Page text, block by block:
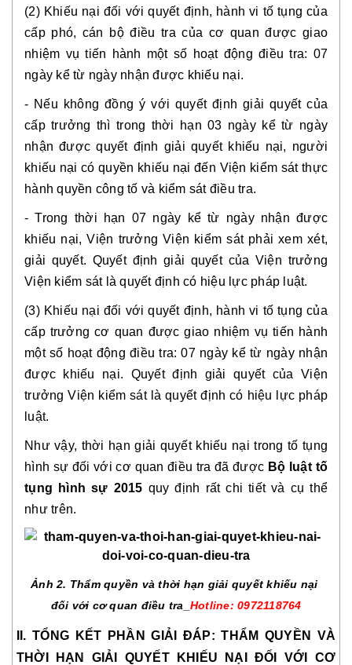
(2) Khiếu nại đối với quyết định, hành vi tố tụng của
cấp phó, cán bộ điều tra của cơ quan được giao
nhiệm vụ tiến hành một số hoạt động điều tra: 07
ngày kể từ ngày nhận được khiếu nại.
- Nếu không đồng ý với quyết định giải quyết của
cấp trưởng thì trong thời hạn 03 ngày kể từ ngày
nhận được quyết định giải quyết khiếu nại, người
khiếu nại có quyền khiếu nại đến Viện kiểm sát thực
hành quyền công tố và kiểm sát điều tra.
- Trong thời hạn 07 ngày kể từ ngày nhận được
khiếu nại, Viện trưởng Viện kiểm sát phải xem xét,
giải quyết. Quyết định giải quyết của Viện trưởng
Viện kiểm sát là quyết định có hiệu lực pháp luật.
(3) Khiếu nại đối với quyết định, hành vi tố tụng của
cấp trưởng cơ quan được giao nhiệm vụ tiến hành
một số hoạt động điều tra: 07 ngày kể từ ngày nhận
được khiếu nại. Quyết định giải quyết của Viện
trưởng Viện kiểm sát là quyết định có hiệu lực pháp
luật.
Như vậy, thời hạn giải quyết khiếu nại trong tố tụng
hình sự đối với cơ quan điều tra đã được Bộ luật tố
tụng hình sự 2015 quy định rất chi tiết và cụ thể
như trên.
Ảnh 2. Thẩm quyền và thời hạn giải quyết khiếu nại
đối với cơ quan điều tra_ Hotline: 0972118764
II. TỔNG KẾT PHẦN GIẢI ĐÁP: THẨM QUYỀN VÀ
THỜI HẠN GIẢI QUYẾT KHIẾU NẠI ĐỐI VỚI CƠ